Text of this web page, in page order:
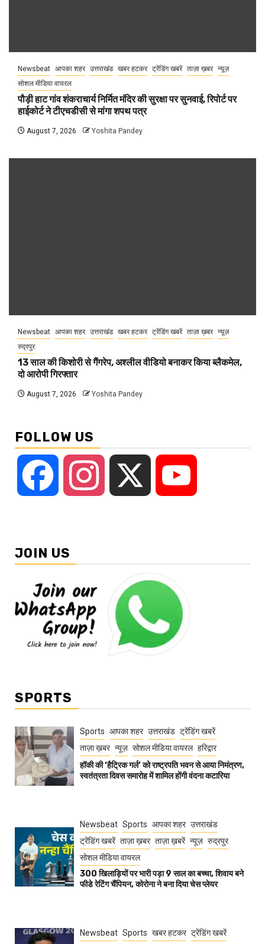
Newsbeat आपका शहर उत्तराखंड खबर हटकर ट्रेंडिंग खबरें ताज़ा ख़बर न्यूज़
सोशल मीडिया वायरल
पौड़ी हाट गांव शंकराचार्य निर्मित मंदिर की सुरक्षा पर सुनवाई, रिपोर्ट पर
हाईकोर्ट ने टीएचडीसी से मांगा शपथ पत्र
August 7, 2026 Yoshita Pandey
Newsbeat आपका शहर उत्तराखंड खबर हटकर ट्रेंडिंग खबरें ताज़ा ख़बर न्यूज़
रुद्रपुर
13 साल की किशोरी से गैंगरेप, अश्लील वीडियो बनाकर किया ब्लैकमेल,
दो आरोपी गिरफ्तार
August 7, 2026 Yoshita Pandey
FOLLOW US
Facebook Instagram
JOIN US
SPORTS
Sports आपका शहर उत्तराखंड ट्रेंडिंग खबरें
ताज़ा ख़बर न्यूज़ सोशल मीडिया वायरल हरिद्वार
हॉकी की ‘हैट्रिक गर्ल’ को राष्ट्रपति भवन से आया निमंत्रण,
स्वतंत्रता दिवस समारोह में शामिल होंगी वंदना कटारिया
Newsbeat Sports आपका शहर उत्तराखंड
ट्रेंडिंग खबरें ताज़ा ख़बर ताज़ा ख़बरें न्यूज़ रुद्रपुर
सोशल मीडिया वायरल
300 खिलाड़ियों पर भारी पड़ा 9 साल का बच्चा, शिवाय बने
फीडे रेटिंग चैंपियन, कोरोना ने बना दिया चेस प्लेयर
Newsbeat Sports खबर हटकर ट्रेंडिंग खबरें